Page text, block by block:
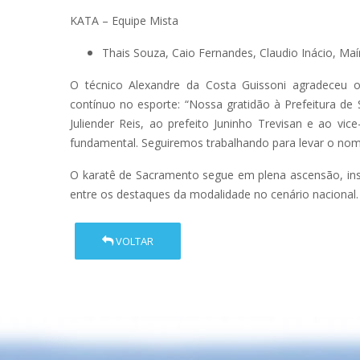
KATA – Equipe Mista
Thais Souza, Caio Fernandes, Claudio Inácio,
O técnico Alexandre da Costa Guissoni
contínuo no esporte: “Nossa gratidão à Prefeitura
Juliender Reis, ao prefeito Juninho Trevisan e ao
fundamental. Seguiremos trabalhando para levar o
O karatê de Sacramento segue em plena ascensão,
entre os destaques da modalidade no cenário nacional.
VOLTAR